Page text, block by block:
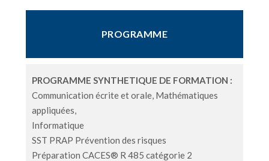
PROGRAMME
PROGRAMME SYNTHETIQUE DE FORMATION :
Communication écrite et orale, Mathématiques
appliquées,
Informatique
SST PRAP Prévention des risques
Préparation CACES® R 485 catégorie 2